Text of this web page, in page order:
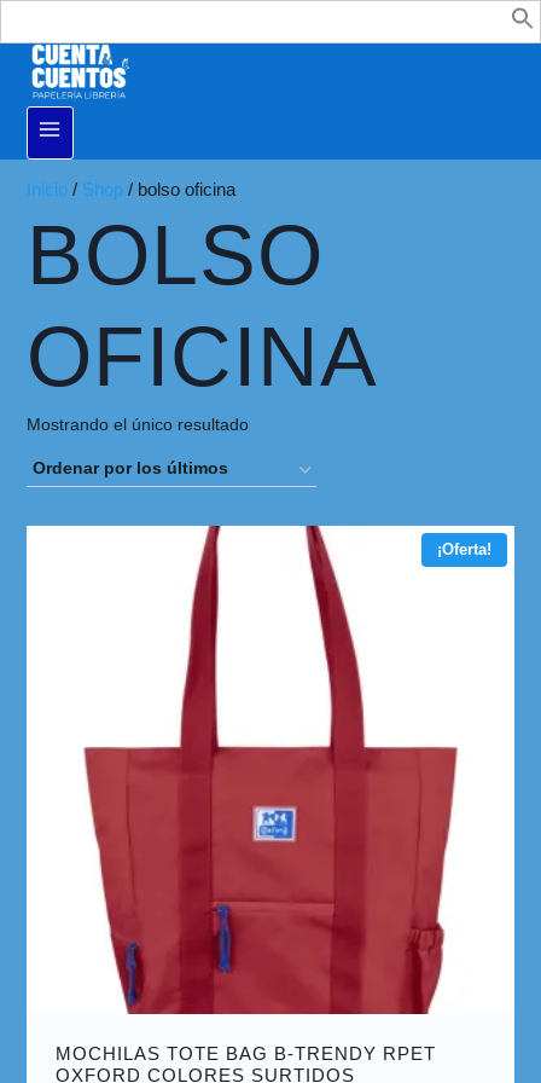
Buscar:
Inicio / Shop / bolso oficina
BOLSO
OFICINA
Mostrando el único resultado
¡Oferta!
MOCHILAS TOTE BAG B-TRENDY RPET
OXFORD COLORES SURTIDOS